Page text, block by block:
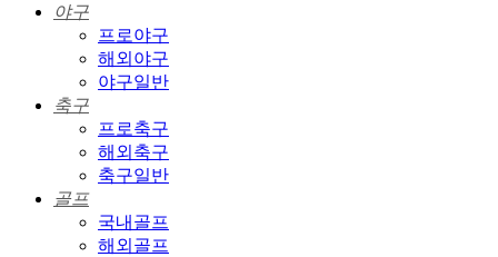
야구
프로야구
해외야구
야구일반
축구
프로축구
해외축구
축구일반
골프
국내골프
해외골프